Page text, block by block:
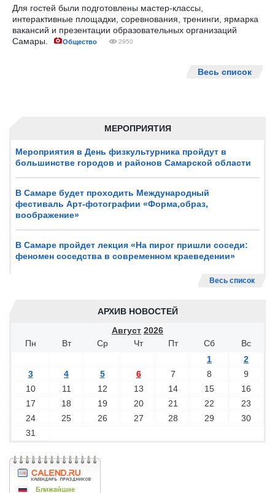
МЕРОПРИЯТИЯ
Мероприятия в День физкультурника пройдут в
большинстве городов и районов Самарской области
В Самаре будет проходить Международный
фестиваль Арт-фотографии «Форма,образ,
воображение»
В Самаре пройдет лекция «На пирог пришли соседи:
феномен соседства в современном краеведении»
Весь список
АРХИВ НОВОСТЕЙ
Август 2026
Пн
Вт Ср Чт Пт Сб
Вс
1
2
3
4 5 6 7 8
9
10
11 12 13 14 15
16
17
18 19 20 21 22
23
24
25 26 27 28 29
30
31
Для гостей были подготовлены мастер-классы,
интерактивные площадки, соревнования, тренинги, ярмарка
вакансий и презентации образовательных организаций
Самары.
Общество 2950
Весь список